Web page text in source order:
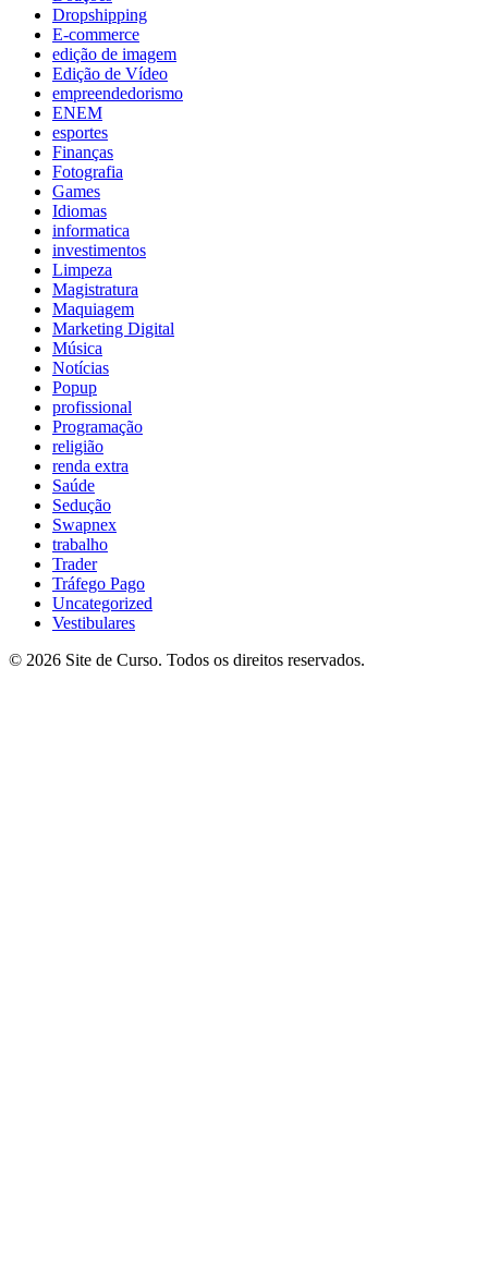
Dropshipping
E-commerce
edição de imagem
Edição de Vídeo
empreendedorismo
ENEM
esportes
Finanças
Fotografia
Games
Idiomas
informatica
investimentos
Limpeza
Magistratura
Maquiagem
Marketing Digital
Música
Notícias
Popup
profissional
Programação
religião
renda extra
Saúde
Sedução
Swapnex
trabalho
Trader
Tráfego Pago
Uncategorized
Vestibulares
© 2026 Site de Curso. Todos os direitos reservados.